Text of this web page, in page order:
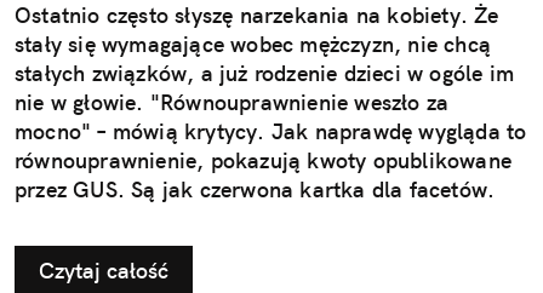
Ostatnio często słyszę narzekania na kobiety. Że
stały się wymagające wobec mężczyzn, nie chcą
stałych związków, a już rodzenie dzieci w ogóle im
nie w głowie. "Równouprawnienie weszło za
mocno" – mówią krytycy. Jak naprawdę wygląda to
równouprawnienie, pokazują kwoty opublikowane
przez GUS. Są jak czerwona kartka dla facetów.
Czytaj całość